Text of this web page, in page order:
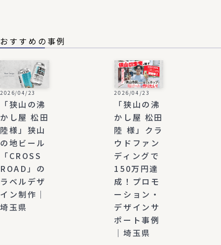
おすすめの事例
2026/04/23
「狭山の沸
かし屋 松田
陸様」狭山
の地ビール
「CROSS
ROAD」の
ラベルデザ
イン制作｜
埼玉県
2026/04/23
「狭山の沸
かし屋 松田
陸 様」クラ
ウドファン
ディングで
150万円達
成！プロモ
ーション・
デザインサ
ポート事例
｜埼玉県